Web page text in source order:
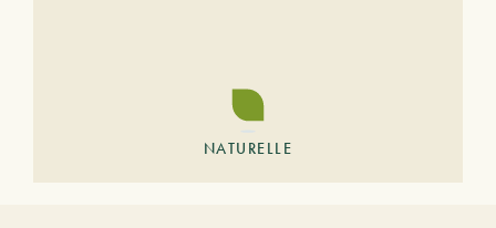
NATURELLE